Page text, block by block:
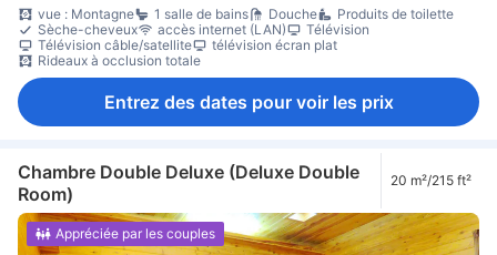
vue : Montagne
1 salle de bains Douche
Produits de toilette
Sèche-cheveux
accès internet (LAN)
Télévision
Télévision câble/satellite
télévision écran plat
Rideaux à occlusion totale
Entrez des dates pour voir les prix
Chambre Double Deluxe (Deluxe Double
Room)
20 m²/215 ft²
Appréciée par les couples